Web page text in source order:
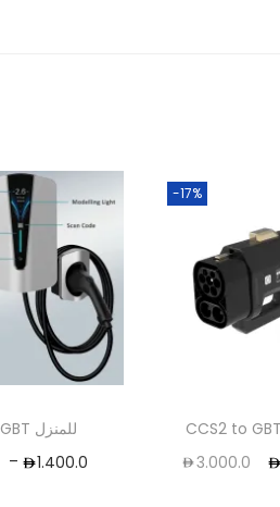
شاحن GBT للمنزل
– 1.400.0
-17%
CCS2 to
3.000.0